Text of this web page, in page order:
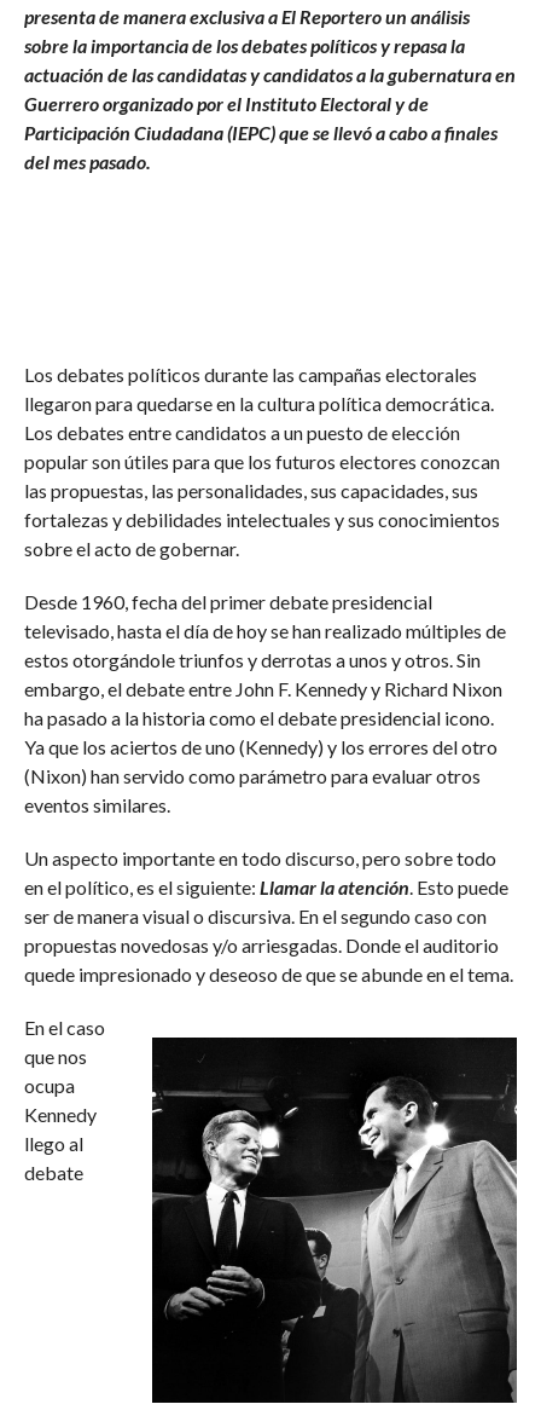
presenta de manera exclusiva a El Reportero un análisis
sobre la importancia de los debates políticos y repasa la
actuación de las candidatas y candidatos a la gubernatura en
Guerrero organizado por el Instituto Electoral y de
Participación Ciudadana (IEPC) que se llevó a cabo a finales
del mes pasado.
Los debates políticos durante las campañas electorales
llegaron para quedarse en la cultura política democrática.
Los debates entre candidatos a un puesto de elección
popular son útiles para que los futuros electores conozcan
las propuestas, las personalidades, sus capacidades, sus
fortalezas y debilidades intelectuales y sus conocimientos
sobre el acto de gobernar.
Desde 1960, fecha del primer debate presidencial
televisado, hasta el día de hoy se han realizado múltiples de
estos otorgándole triunfos y derrotas a unos y otros. Sin
embargo, el debate entre John F. Kennedy y Richard Nixon
ha pasado a la historia como el debate presidencial icono.
Ya que los aciertos de uno (Kennedy) y los errores del otro
(Nixon) han servido como parámetro para evaluar otros
eventos similares.
Un aspecto importante en todo discurso, pero sobre todo
en el político, es el siguiente: Llamar la atención. Esto puede
ser de manera visual o discursiva. En el segundo caso con
propuestas novedosas y/o arriesgadas. Donde el auditorio
quede impresionado y deseoso de que se abunde en el tema.
En el caso
que nos
ocupa
Kennedy
llego al
debate